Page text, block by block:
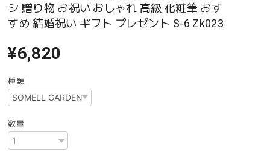
シ 贈り物 お祝い おしゃれ 高級 化粧筆 おす
すめ 結婚祝い ギフト プレゼント S-6 Zk023
¥6,820
種類
数量